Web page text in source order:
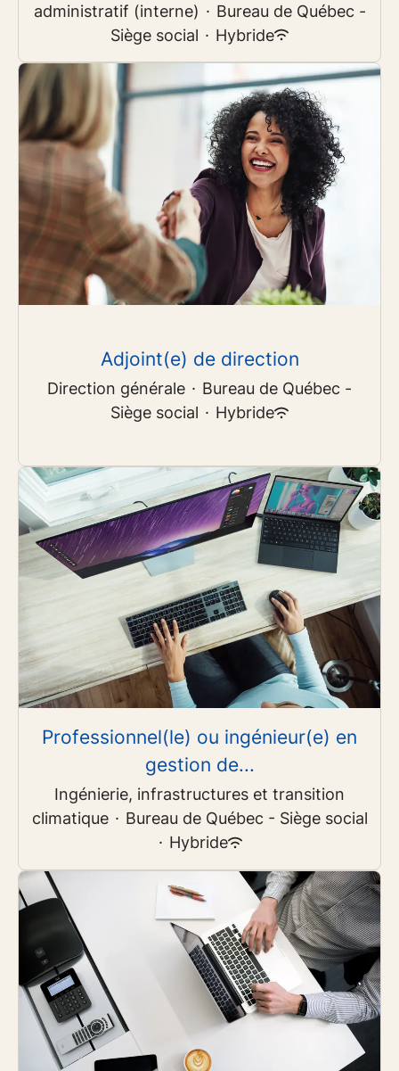
administratif (interne) · Bureau de Québec -
Siège social · Hybride
Adjoint(e) de direction
Direction générale · Bureau de Québec -
Siège social · Hybride
Professionnel(le) ou ingénieur(e) en
gestion de...
Ingénierie, infrastructures et transition
climatique · Bureau de Québec - Siège social
· Hybride